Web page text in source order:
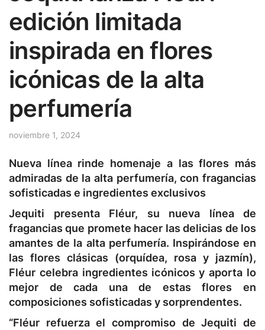
edición limitada
inspirada en flores
icónicas de la alta
perfumería
noviembre 1, 2024
Nueva línea rinde homenaje a las flores más
admiradas de la alta perfumería, con fragancias
sofisticadas e ingredientes exclusivos
Jequiti presenta Fléur, su nueva línea de
fragancias que promete hacer las delicias de los
amantes de la alta perfumería. Inspirándose en
las flores clásicas (orquídea, rosa y jazmín),
Fléur celebra ingredientes icónicos y aporta lo
mejor de cada una de estas flores en
composiciones sofisticadas y sorprendentes.
“Fléur refuerza el compromiso de Jequiti de